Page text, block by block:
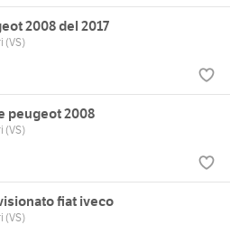
2008 del 2017
(VS)
peugeot 2008
(VS)
fiat iveco
(VS)